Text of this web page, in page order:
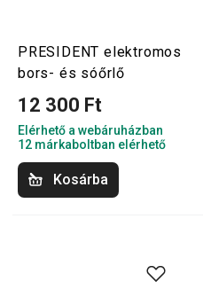
PRESIDENT elektromos
bors- és sóőrlő
12 300 Ft
Elérhető a webáruházban
12 márkaboltban elérhető
Kosárba